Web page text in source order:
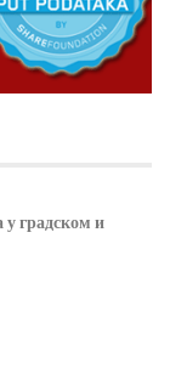
у градском и